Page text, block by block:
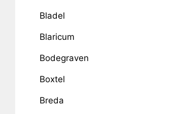
Bladel
Blaricum
Bodegraven
Boxtel
Breda